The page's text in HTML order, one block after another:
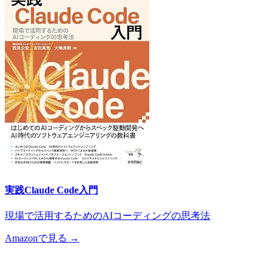
実践Claude Code入門
現場で活用するためのAIコーディングの思考法
Amazonで見る →